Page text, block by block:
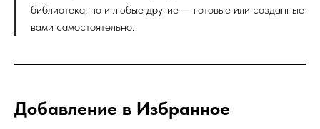
библиотека, но и любые другие — готовые или созданные
вами самостоятельно.
Добавление в Избранное